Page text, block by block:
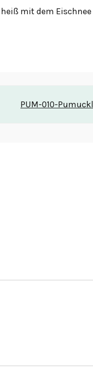
mit dem
PUM-010-